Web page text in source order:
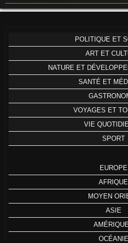
POLITIQUE ET
ART ET
NATURE ET
SANTÉ ET
VOYAGES ET
VIE
SPORT
EUROPE
AFRIQUE
MOYEN
ASIE
OCÉANIE